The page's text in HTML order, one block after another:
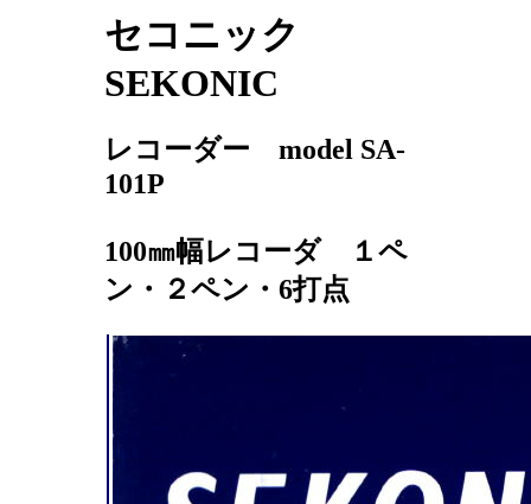
セコニック
SEKONIC
レコーダー model SA-
101P
100㎜幅レコーダ １ペ
ン・２ペン・6打点